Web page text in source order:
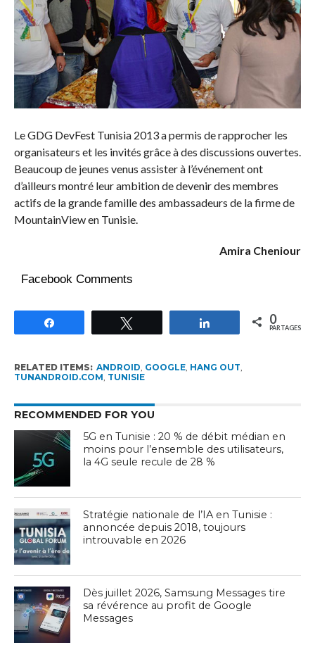
Le GDG DevFest Tunisia 2013 a permis de rapprocher les
organisateurs et les invités grâce à des discussions ouvertes.
Beaucoup de jeunes venus assister à l’événement ont
d’ailleurs montré leur ambition de devenir des membres
actifs de la grande famille des ambassadeurs de la firme de
MountainView en Tunisie.
Amira Cheniour
Facebook Comments
Partagez 0
PARTAGES
RELATED ITEMS: ANDROID GOOGLE, HANG OUT
TUNANDROID.COM TUNISIE
RECOMMENDED FOR YOU
5G en Tunisie : 20 % de débit médian en
moins pour l’ensemble des utilisateurs,
la 4G seule recule de 28 %
Stratégie nationale de l’IA en Tunisie :
annoncée depuis 2018, toujours
introuvable en 2026
Dès juillet 2026, Samsung Messages tire
sa révérence au profit de Google
Messages